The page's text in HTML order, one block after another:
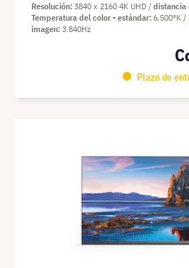
Plazo de
Resolución 3840 x 2160 4K UHD distancia
Temperatura del color - estándar 6.500°K
imagen 3.840Hz